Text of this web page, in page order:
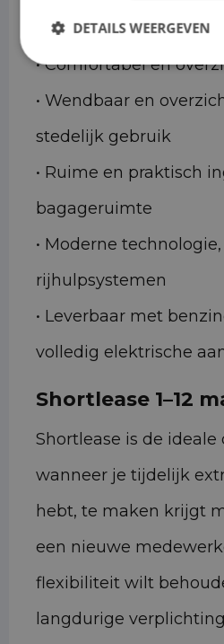
projecten of
• Comfortabel en
• Wendbaar en
stedelijk gebruik
• Ruime en praktisch
bagageruimte
• Moderne
rijhulpsystemen
• Leverbaar met
volledig elektrische
Shortlease 1–12
Shortlease is de ideale
wanneer je tijdelijk
hebt, te maken krijgt
een nieuwe
flexibiliteit wilt
langdurige
DETAILS WEERGEVEN